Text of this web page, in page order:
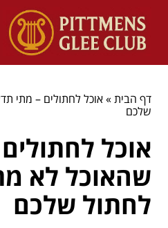
דף הבית»אוכל לחתולים – מתי
שלכם
אוכל
שהאוכל לא
לחתול שלכם